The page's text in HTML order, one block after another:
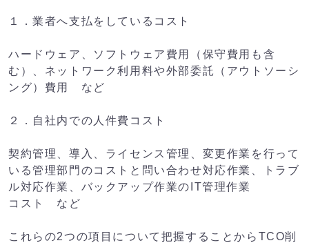
１．業者へ支払をしているコスト
ハードウェア、ソフトウェア費用（保守費用も含
む）、ネットワーク利用料や外部委託（アウトソーシ
ング）費用 など
２．自社内での人件費コスト
契約管理、導入、ライセンス管理、変更作業を行って
いる管理部門のコストと問い合わせ対応作業、トラブ
ル対応作業、バックアップ作業のIT管理作業
コスト など
これらの2つの項目について把握することからTCO削